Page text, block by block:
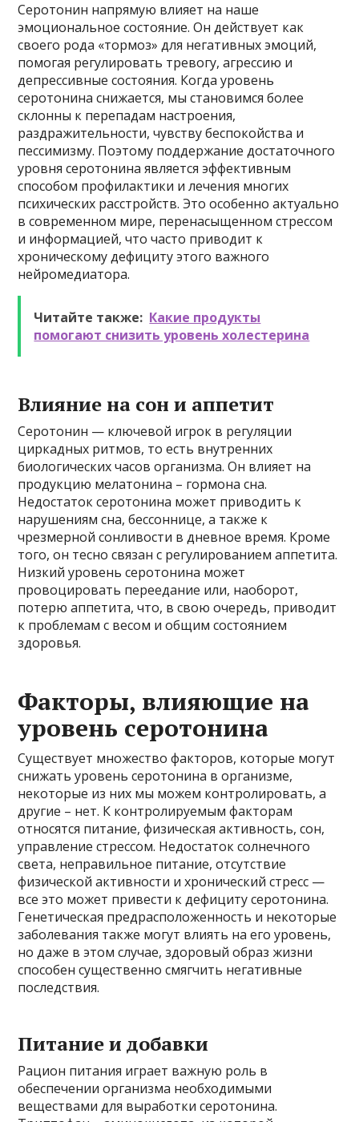
Серотонин напрямую влияет на наше
эмоциональное состояние. Он действует как
своего рода «тормоз» для негативных эмоций,
помогая регулировать тревогу, агрессию и
депрессивные состояния. Когда уровень
серотонина снижается, мы становимся более
склонны к перепадам настроения,
раздражительности, чувству беспокойства и
пессимизму. Поэтому поддержание достаточного
уровня серотонина является эффективным
способом профилактики и лечения многих
психических расстройств. Это особенно актуально
в современном мире, перенасыщенном стрессом
и информацией, что часто приводит к
хроническому дефициту этого важного
нейромедиатора.
Читайте также: Какие продукты
помогают снизить уровень холестерина
Влияние на сон и аппетит
Серотонин — ключевой игрок в регуляции
циркадных ритмов, то есть внутренних
биологических часов организма. Он влияет на
продукцию мелатонина – гормона сна.
Недостаток серотонина может приводить к
нарушениям сна, бессоннице, а также к
чрезмерной сонливости в дневное время. Кроме
того, он тесно связан с регулированием аппетита.
Низкий уровень серотонина может
провоцировать переедание или, наоборот,
потерю аппетита, что, в свою очередь, приводит
к проблемам с весом и общим состоянием
здоровья.
Факторы, влияющие на
уровень серотонина
Существует множество факторов, которые могут
снижать уровень серотонина в организме,
некоторые из них мы можем контролировать, а
другие – нет. К контролируемым факторам
относятся питание, физическая активность, сон,
управление стрессом. Недостаток солнечного
света, неправильное питание, отсутствие
физической активности и хронический стресс —
все это может привести к дефициту серотонина.
Генетическая предрасположенность и некоторые
заболевания также могут влиять на его уровень,
но даже в этом случае, здоровый образ жизни
способен существенно смягчить негативные
последствия.
Питание и добавки
Рацион питания играет важную роль в
обеспечении организма необходимыми
веществами для выработки серотонина.